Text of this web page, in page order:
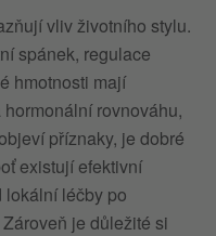
vliv životního stylu.
spánek, regulace
hmotnosti mají
rovnováhu,
příznaky, je dobré
existují efektivní
lokální léčby po
je důležité si